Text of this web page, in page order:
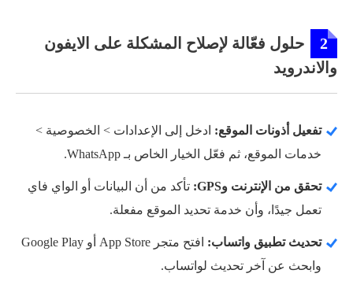
2
حلول فعّالة لإصلاح المشكلة على الايفون
والاندرويد
تفعيل أذونات الموقع: ادخل إلى الإعدادات > الخصوصية >
خدمات الموقع، ثم فعّل الخيار الخاص بـ WhatsApp.
تحقق من الإنترنت وGPS:
تأكد من أن البيانات أو الواي فاي
تعمل جيدًا، وأن خدمة تحديد الموقع مفعلة.
تحديث تطبيق واتساب:
افتح متجر App Store أو Google Play
وابحث عن آخر تحديث لواتساب.